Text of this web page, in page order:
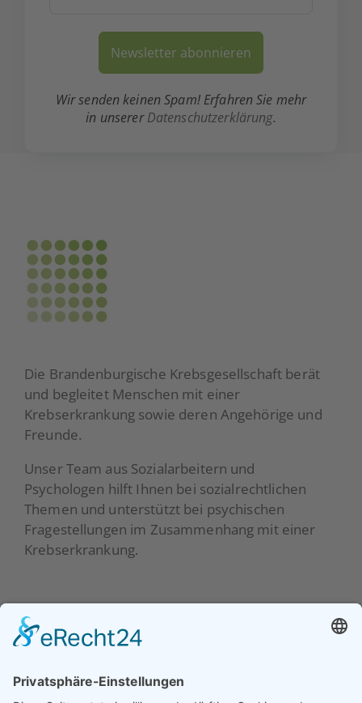
Wir senden keinen Spam! Erfahren Sie mehr
in unsererDatenschutzerklärung.
Die Brandenburgische Krebsgesellschaft berät
und begleitet Menschen mit einer
Krebserkrankung sowie deren Angehörige und
Freunde.
Unser Team aus Sozialarbeitern und
Psychologen hilft Ihnen bei sozialrechtlichen
Themen und unterstützt bei psychischen
Fragestellungen im Zusammenhang mit einer
Krebserkrankung.
Beratung
Selbsthilfe